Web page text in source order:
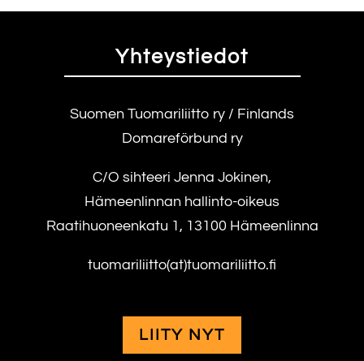
Yhteystiedot
Suomen Tuomariliitto ry / Finlands
Domareförbund ry
C/O sihteeri Jenna Jokinen,
Hämeenlinnan hallinto-oikeus
Raatihuoneenkatu 1, 13100 Hämeenlinna
tuomariliitto(at)tuomariliitto.fi
LIITY NYT